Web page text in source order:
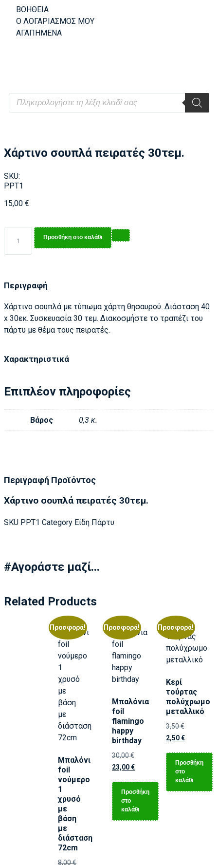
ΒΟΗΘΕΙΑ
Ο ΛΟΓΑΡΙΑΣΜΟΣ ΜΟΥ
ΑΓΑΠΗΜΕΝΑ
Χάρτινο σουπλά πειρατές 30τεμ.
SKU:
PPT1
15,00 €
Προσθήκη στο καλάθι
Περιγραφή
Χάρτινο σουπλά με τύπωμα χάρτη θησαυρού. Διάσταση 40
x 30εκ. Συσκευασία 30 τεμ. Διακοσμήστε το τραπέζι του
πάρτυ με θέμα τους πειρατές.
Χαρακτηριστικά
Επιπλέον πληροφορίες
Βάρος 0,3 κ.
Περιγραφή Προϊόντος
Χάρτινο σουπλά πειρατές 30τεμ.
SKU PPT1 Category Είδη Πάρτυ
#Αγοράστε μαζί...
Related Products
Προσφορά!
Μπαλόνι
foil
νούμερο
1
χρυσό
με
βάση
με
διάσταση
72cm
8,00€
Προσφορά!
Μπαλόνια
foil
flamingo
happy
birthday
30,00€
23,00€
Προσθήκη
στο
καλάθι
Προσφορά!
Κερί
τούρτας
πολύχρωμο
μεταλλικό
3,50€
2,50€
Προσθήκη
στο
καλάθι